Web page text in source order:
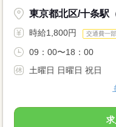
東京都北区/十条駅
時給1,800円 交通費一
09：00〜18：00
土曜日 日曜日 祝日